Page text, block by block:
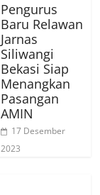
Pengurus
Baru Relawan
Jarnas
Siliwangi
Bekasi Siap
Menangkan
Pasangan
AMIN
17 Desember
2023